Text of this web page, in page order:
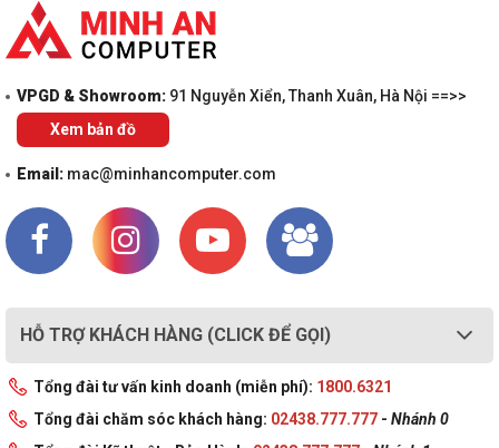
VPGD & Showroom: 91 Nguyễn Xiển, Thanh Xuân, Hà Nội ==>>
Xem bản đồ
Email: mac@minhancomputer.com
HỖ TRỢ KHÁCH HÀNG (CLICK ĐỂ GỌI)
Tổng đài tư vấn kinh doanh (miễn phí): 1800.6321
Tổng đài chăm sóc khách hàng: 02438.777.777 - Nhánh 0